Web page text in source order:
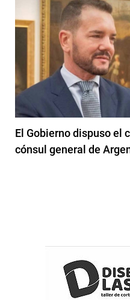
El Gobierno dispuso el
cónsul general de